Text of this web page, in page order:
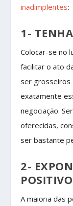
inadimplentes:
1-
Colocar-se no
facilitar o ato
ser grosseiros
exatamente
negociação.
oferecidas,
ser bastante
2-
A maioria das